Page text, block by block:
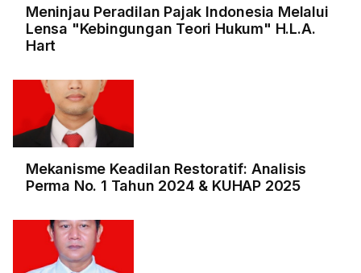
Meninjau Peradilan Pajak Indonesia Melalui
Lensa "Kebingungan Teori Hukum" H.L.A.
Hart
Mekanisme Keadilan Restoratif: Analisis
Perma No. 1 Tahun 2024 & KUHAP 2025